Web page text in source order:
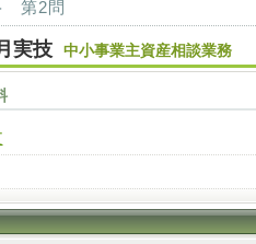
第2問
実技 中小事業主資産相談業務